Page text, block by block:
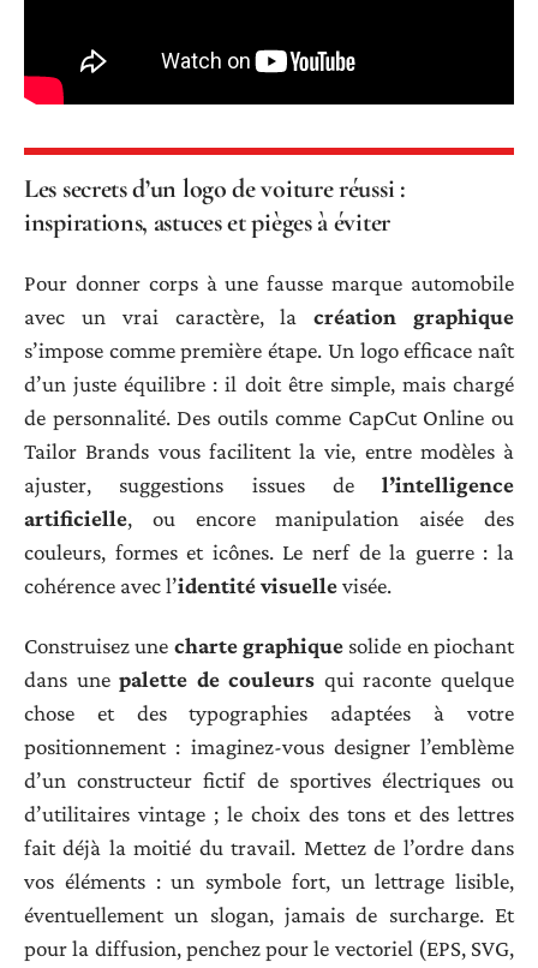
Les secrets d’un logo de voiture réussi :
inspirations, astuces et pièges à éviter
Pour donner corps à une fausse marque automobile
avec un vrai caractère, lacréation graphique
s’impose comme première étape. Un logo efficace naît
d’un juste équilibre : il doit être simple, mais chargé
de personnalité. Des outils comme CapCut Online ou
Tailor Brands vous facilitent la vie, entre modèles à
ajuster, suggestions issues de l’intelligence
artificielle, ou encore manipulation aisée des
couleurs, formes et icônes. Le nerf de la guerre : la
cohérence avec l’identité visuellevisée.
Construisez une charte graphique solide en piochant
dans unepalette de couleurs qui raconte quelque
chose et des typographies adaptées à votre
positionnement : imaginez-vous designer l’emblème
d’un constructeur fictif de sportives électriques ou
d’utilitaires vintage ; le choix des tons et des lettres
fait déjà la moitié du travail. Mettez de l’ordre dans
vos éléments : un symbole fort, un lettrage lisible,
éventuellement un slogan, jamais de surcharge. Et
pour la diffusion, penchez pour le vectoriel (EPS, SVG,